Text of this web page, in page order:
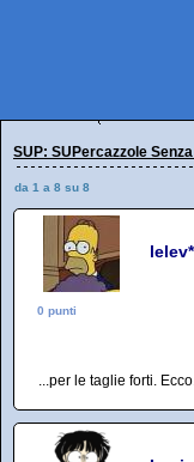
SUP: SUPercazzole
da 1 a 8 su 8
lelev*
0 punti
...per le taglie forti.